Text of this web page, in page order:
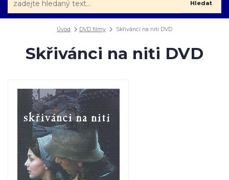
Hledat
Úvod DVD filmy Skřivánci na niti DVD
Skřivánci na niti DVD